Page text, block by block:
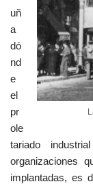
uñ
a
dó
nd
e
el
pr
ole
tariado
organizaciones
implantadas, es